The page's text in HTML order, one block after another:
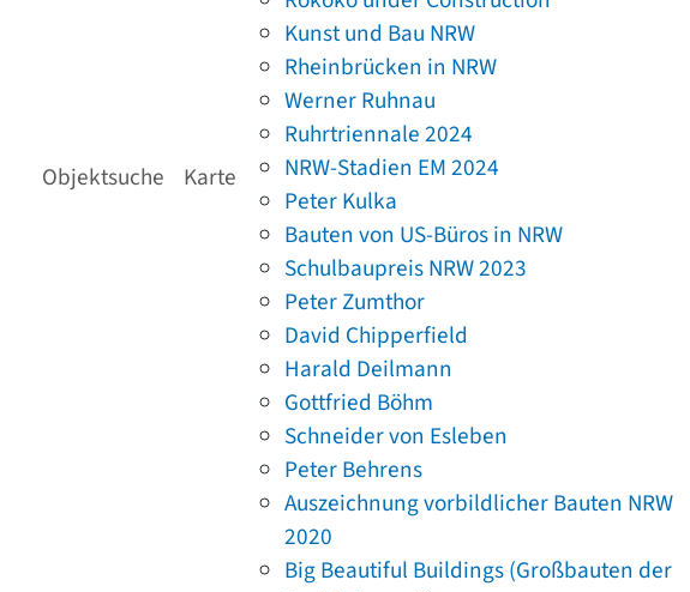
Objektsuche Karte
Kunst und Bau NRW
Rheinbrücken in NRW
Werner Ruhnau
Ruhrtriennale 2024
NRW-Stadien EM 2024
Peter Kulka
Bauten von US-Büros in NRW
Schulbaupreis NRW 2023
Peter Zumthor
David Chipperfield
Harald Deilmann
Gottfried Böhm
Schneider von Esleben
Peter Behrens
Auszeichnung vorbildlicher Bauten NRW
2020
Big Beautiful Buildings (Großbauten der